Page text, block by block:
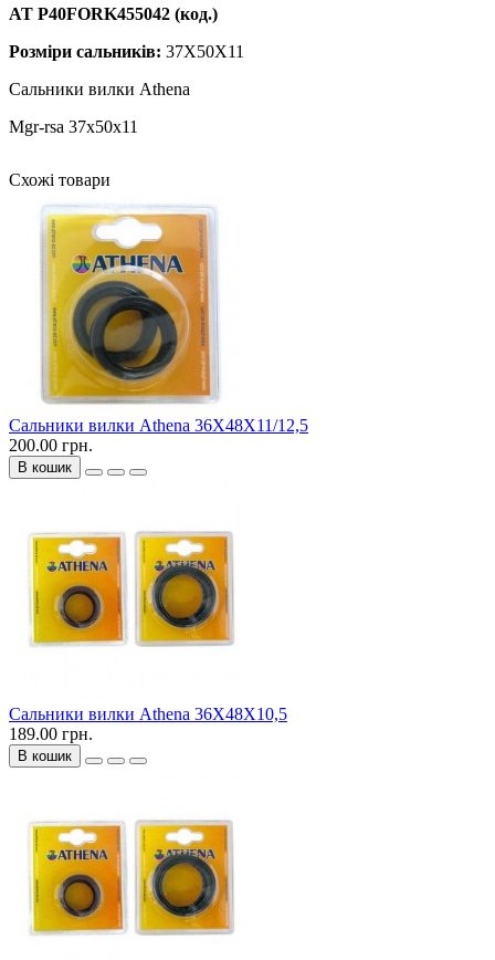
AT P40FORK455042 (код.)
Розміри сальників: 37X50X11
Сальники вилки Athena
Mgr-rsa 37x50x11
Схожі товари
Сальники вилки Athena 36X48X11/12,5
200.00 грн.
В кошик
Сальники вилки Athena 36X48X10,5
189.00 грн.
В кошик